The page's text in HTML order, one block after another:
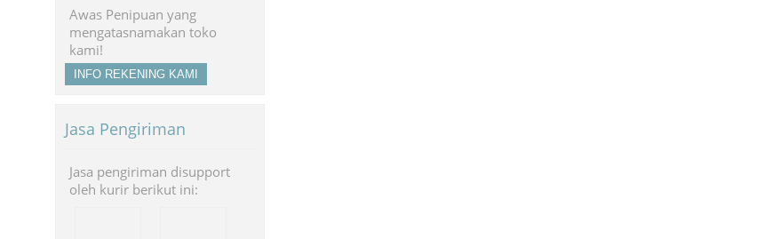
Awas Penipuan yang
mengatasnamakan toko
kami!
INFO REKENING KAMI
Jasa Pengiriman
Jasa pengiriman disupport
oleh kurir berikut ini: